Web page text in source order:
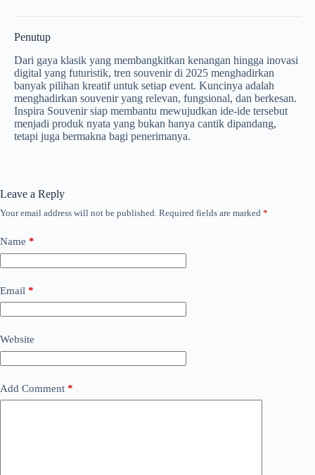
Penutup
Dari gaya klasik yang membangkitkan kenangan hingga inovasi
digital yang futuristik, tren souvenir di 2025 menghadirkan
banyak pilihan kreatif untuk setiap event. Kuncinya adalah
menghadirkan souvenir yang relevan, fungsional, dan berkesan.
Inspira Souvenir siap membantu mewujudkan ide-ide tersebut
menjadi produk nyata yang bukan hanya cantik dipandang,
tetapi juga bermakna bagi penerimanya.
Leave a Reply
Your email address will not be published. Required fields are marked *
Name *
Email *
Website
Add Comment *